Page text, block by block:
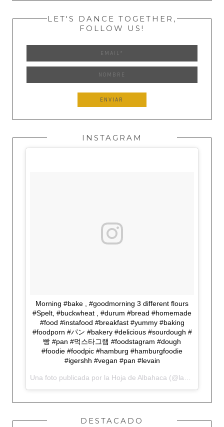
LET'S DANCE TOGETHER,
FOLLOW US!
INSTAGRAM
Morning #bake , #goodmorning 3 different flours
#Spelt, #buckwheat , #durum #bread #homemade
#food #instafood #breakfast #yummy #baking
#foodporn #パン #bakery #delicious #sourdough #
빵 #pan #먹스타그램 #foodstagram #dough
#foodie #foodpic #hamburg #hamburgfoodie
#igershh #vegan #pan #levain
DESTACADO